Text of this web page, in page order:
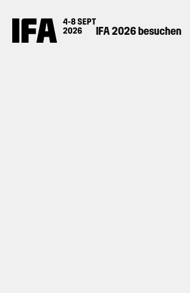
IFA 2026 besuchen